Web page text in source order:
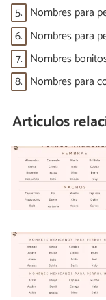
5. Nombres para
6. Nombres para
7. Nombres
8. Nombres para
Artículos